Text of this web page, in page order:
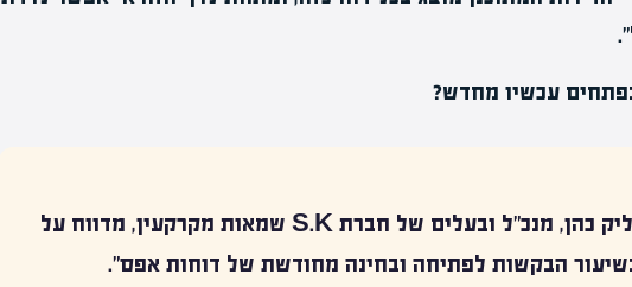
עכשיו מחדש?
בראיון לגלובס, שמוליק כהן, מנכ"ל ובעלים של חברת S.K שמאות מקרקעין, מדווח על
הבקשות לפתיחה ובחינה מחודשת של דוחות אפס".